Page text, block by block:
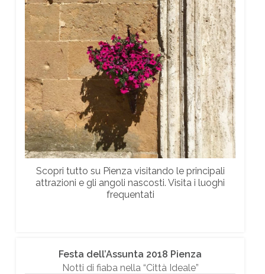
Scopri tutto su Pienza visitando le principali
attrazioni e gli angoli nascosti. Visita i luoghi
frequentati
Festa dell’Assunta 2018 Pienza
Notti di fiaba nella “Città Ideale”